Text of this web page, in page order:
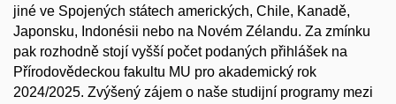
jiné ve Spojených státech amerických, Chile, Kanadě,
Japonsku, Indonésii nebo na Novém Zélandu. Za zmínku
pak rozhodně stojí vyšší počet podaných přihlášek na
Přírodovědeckou fakultu MU pro akademický rok
2024/2025. Zvýšený zájem o naše studijní programy mezi